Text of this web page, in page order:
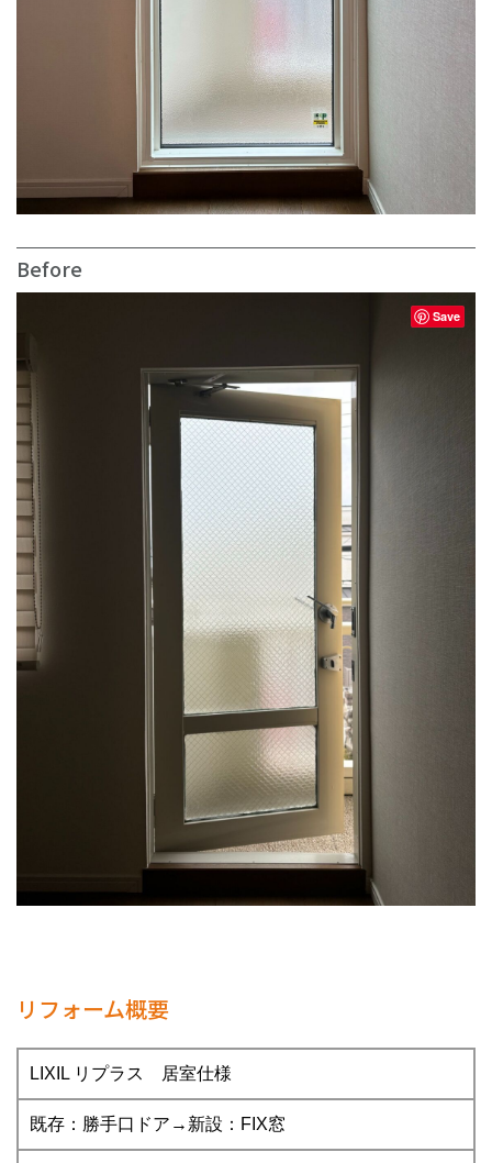
Before
Save
リフォーム概要
LIXIL リプラス 居室仕様
既存：勝手口ドア→新設：FIX窓